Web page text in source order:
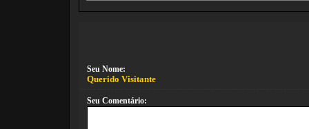
Seu Nome:
Querido Visitante
Seu Comentário: